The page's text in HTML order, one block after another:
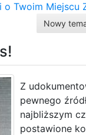
o Twoim Miejscu
Nowy
Z
pewnego
najbliższym
postawione